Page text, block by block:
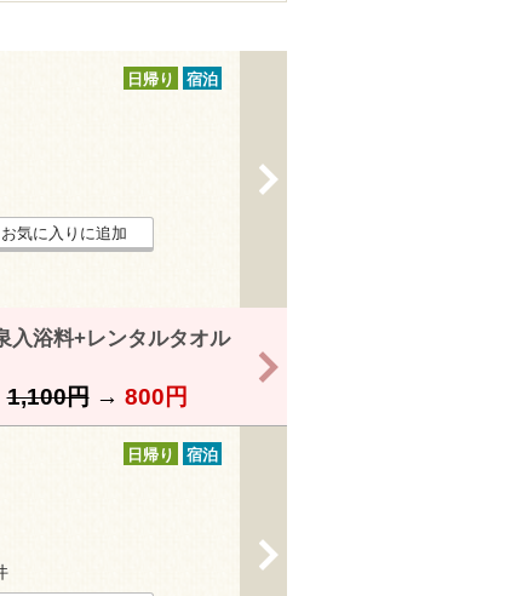
日帰り 宿泊
お気に入りに追加
入浴料+レンタルタオル
1,100円→ 800円
日帰り 宿泊